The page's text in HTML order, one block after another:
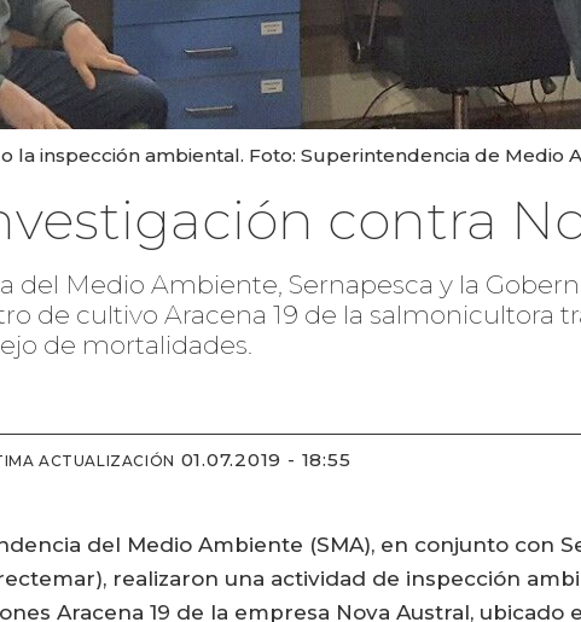
la inspección ambiental. Foto: Superintendencia de Medio
contra
del Medio Ambiente, Sernapesca y la
de cultivo Aracena 19 de la salmonicultora
de mortalidades.
ACTUALIZACIÓN 01.07.2019 - 18:55
del Medio Ambiente (SMA), en conjunto con
realizaron una actividad de inspección
Aracena 19 de la empresa Nova Austral, ubicado